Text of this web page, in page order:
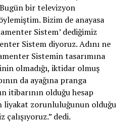
bir televizyon
Bizim de anayasa
Sistem’ dediğimiz
Sistem diyoruz. Adını ne
Sistemin tasarımına
olmadığı, iktidar olmuş
da ayağına pranga
itibarının olduğu hesap
liyakat zorunluluğunun olduğu
dedi.